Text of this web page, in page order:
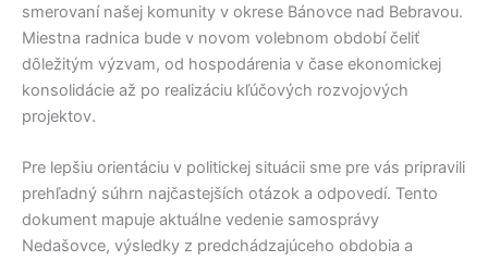
smerovaní našej komunity v okrese Bánovce nad Bebravou.
Miestna radnica bude v novom volebnom období čeliť
dôležitým výzvam, od hospodárenia v čase ekonomickej
konsolidácie až po realizáciu kľúčových rozvojových
projektov.
Pre lepšiu orientáciu v politickej situácii sme pre vás pripravili
prehľadný súhrn najčastejších otázok a odpovedí. Tento
dokument mapuje aktuálne vedenie samosprávy
Nedašovce, výsledky z predchádzajúceho obdobia a